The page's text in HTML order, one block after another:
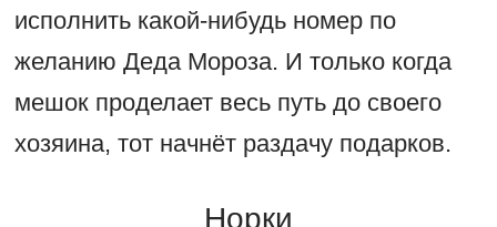
исполнить какой-нибудь номер по
желанию Деда Мороза. И только когда
мешок проделает весь путь до своего
хозяина, тот начнёт раздачу подарков.
Норки